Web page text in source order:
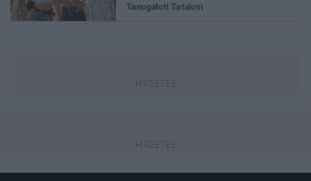
Támogatott Tartalom